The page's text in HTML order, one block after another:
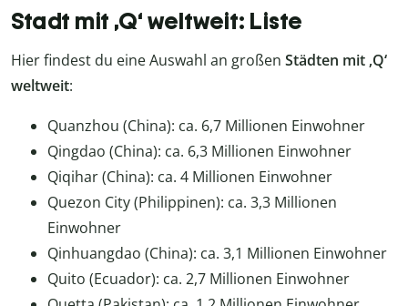
Stadt mit ‚Q‘ weltweit: Liste
Hier findest du eine Auswahl an großen Städten mit ‚Q‘
weltweit:
Quanzhou (China): ca. 6,7 Millionen Einwohner
Qingdao (China): ca. 6,3 Millionen Einwohner
Qiqihar (China): ca. 4 Millionen Einwohner
Quezon City (Philippinen): ca. 3,3 Millionen
Einwohner
Qinhuangdao (China): ca. 3,1 Millionen Einwohner
Quito (Ecuador): ca. 2,7 Millionen Einwohner